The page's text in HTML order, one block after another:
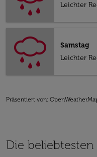
Leichter
Samstag
Leichter
Präsentiert von:
Die